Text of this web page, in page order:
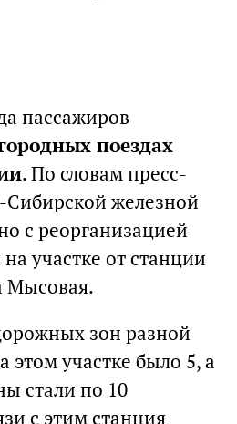
пассажиров
поездах
. По словам пресс-
железной
с реорганизацией
участке от станции
Мысовая.
зон разной
этом участке было 5, а
стали по 10
с этим станция